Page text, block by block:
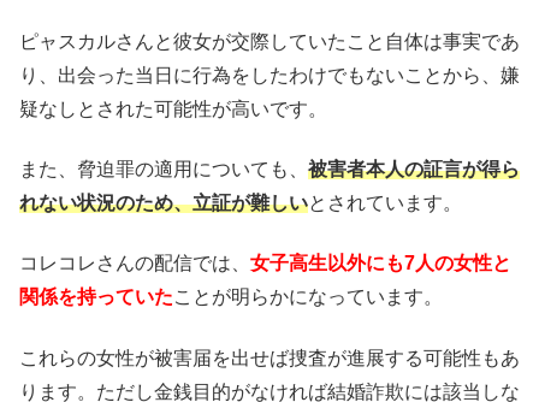
ピャスカルさんと彼女が交際していたこと自体は事実であ
り、出会った当日に行為をしたわけでもないことから、嫌
疑なしとされた可能性が高いです。
また、脅迫罪の適用についても、 被害者本人の証言が得ら
れない状況のため、立証が難しいとされています。
コレコレさんの配信では、 女子高生以外にも7人の女性と
関係を持っていたことが明らかになっています。
これらの女性が被害届を出せば捜査が進展する可能性もあ
ります。ただし金銭目的がなければ結婚詐欺には該当しな